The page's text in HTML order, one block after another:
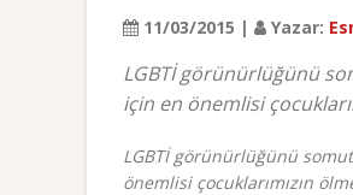
11/03/2015 | Yazar:
LGBTİ görünürlüğünü
için en önemlisi
LGBTİ görünürlüğünü
önemlisi çocuklarımızın